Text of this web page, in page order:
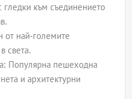
гледки към съединението
от най-големите
света.
Популярна пешеходна
и архитектурни